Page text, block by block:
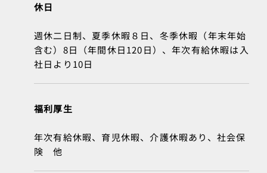
休日
週休二日制、夏季休暇８日、冬季休暇（年末年始
含む）8日（年間休日120日）、年次有給休暇は入
社日より10日
福利厚生
年次有給休暇、育児休暇、介護休暇あり、社会保
険 他